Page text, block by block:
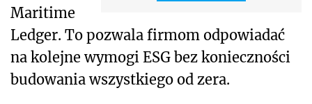
Maritime
Ledger. To pozwala firmom odpowiadać
na kolejne wymogi ESG bez konieczności
budowania wszystkiego od zera.